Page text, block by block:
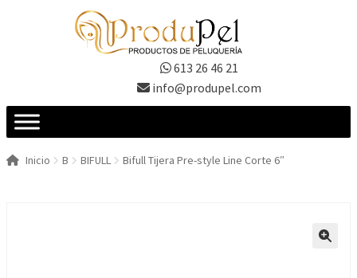
613 26 46 21
info@produpel.com
Inicio B BIFULL Bifull Tijera Pre-style Line Corte 6″